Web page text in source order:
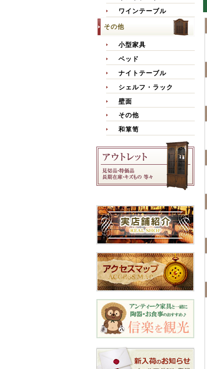
ワインテーブル
その他
小型家具
ベッド
ナイトテーブル
シェルフ・ラック
壁面
その他
和箪笥